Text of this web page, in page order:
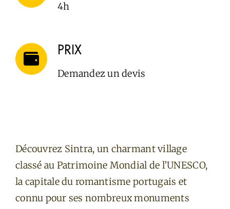
4h
PRIX
Demandez un devis
Découvrez Sintra, un charmant village
classé au Patrimoine Mondial de l’UNESCO,
la capitale du romantisme portugais et
connu pour ses nombreux monuments